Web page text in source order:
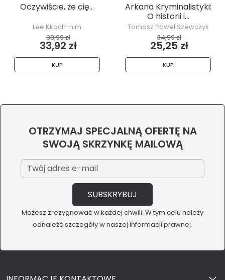
Oczywiście, że cię…
Lee Kkoch-nim
38,99 zł
33,92 zł
KUP
Arkana Kryminalistyki:
O historii i...
Tomasz Paweł Szewczyk
34,99 zł
25,25 zł
KUP
OTRZYMAJ SPECJALNĄ OFERTĘ NA
SWOJĄ SKRZYNKĘ MAILOWĄ
Możesz zrezygnować w każdej chwili. W tym celu należy
odnaleźć szczegóły w naszej informacji prawnej.